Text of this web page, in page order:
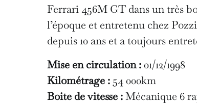
Ferrari 456M GT dans un très
l’époque et entretenu chez
depuis 10 ans et a toujours
Mise en circulation :01/12/1998
Kilométrage : 54 000km
Boite de vitesse :Mécanique 6